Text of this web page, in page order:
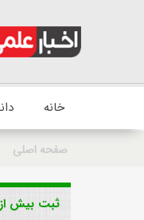
خانه
صفحه اصلی
ثبت بیش از ۵۳۰ زمین‌لرزه در دی‌ماه ۱۴۰۲ توسط مرکز لرزه‌نگاری کشوری موسسه ژئوفیزیک